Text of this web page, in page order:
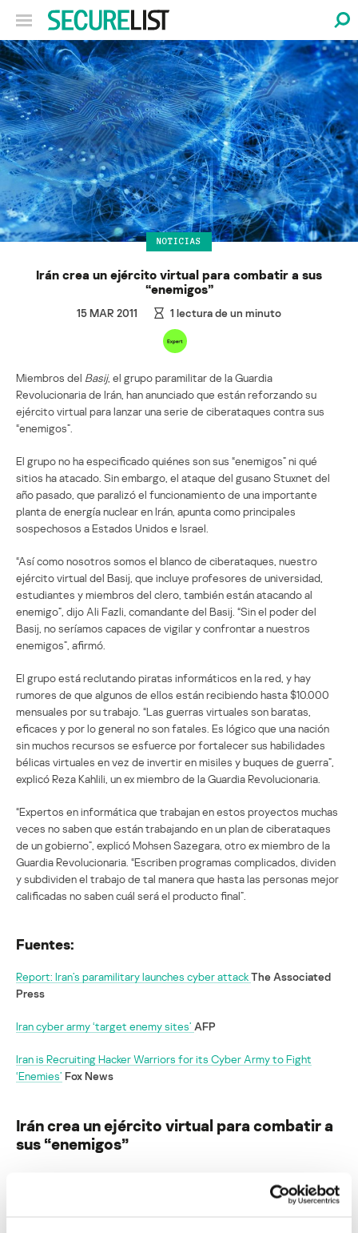
NOTICIAS
Irán crea un ejército virtual para combatir a sus
“enemigos”
15 MAR 2011 1 lectura de un minuto
Miembros del Basij, el grupo paramilitar de la Guardia
Revolucionaria de Irán, han anunciado que están reforzando su
ejército virtual para lanzar una serie de ciberataques contra sus
“enemigos”.
El grupo no ha especificado quiénes son sus “enemigos” ni qué
sitios ha atacado. Sin embargo, el ataque del gusano Stuxnet del
año pasado, que paralizó el funcionamiento de una importante
planta de energía nuclear en Irán, apunta como principales
sospechosos a Estados Unidos e Israel.
“Así como nosotros somos el blanco de ciberataques, nuestro
ejército virtual del Basij, que incluye profesores de universidad,
estudiantes y miembros del clero, también están atacando al
enemigo”, dijo Ali Fazli, comandante del Basij. “Sin el poder del
Basij, no seríamos capaces de vigilar y confrontar a nuestros
enemigos”, afirmó.
El grupo está reclutando piratas informáticos en la red, y hay
rumores de que algunos de ellos están recibiendo hasta $10.000
mensuales por su trabajo. “Las guerras virtuales son baratas,
eficaces y por lo general no son fatales. Es lógico que una nación
sin muchos recursos se esfuerce por fortalecer sus habilidades
bélicas virtuales en vez de invertir en misiles y buques de guerra”,
explicó Reza Kahlili, un ex miembro de la Guardia Revolucionaria.
“Expertos en informática que trabajan en estos proyectos muchas
veces no saben que están trabajando en un plan de ciberataques
de un gobierno”, explicó Mohsen Sazegara, otro ex miembro de la
Guardia Revolucionaria. “Escriben programas complicados, dividen
y subdividen el trabajo de tal manera que hasta las personas mejor
calificadas no saben cuál será el producto final”.
Fuentes:
Report: Iran’s paramilitary launches cyber attackThe Associated
Press
Iran cyber army ‘target enemy sites’ AFP
Iran is Recruiting Hacker Warriors for its Cyber Army to Fight
‘Enemies’ Fox News
Irán crea un ejército virtual para combatir a
sus “enemigos”